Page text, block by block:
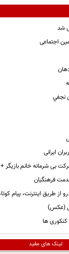
شد
اجتماعی
نجفي
بی شرمانه خانم
از طریق اینترنت، پیام
(عکس)
ها
لینک های مفید